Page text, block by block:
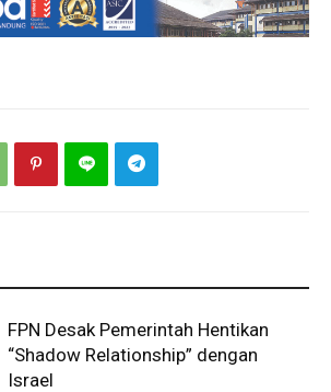
FPN Desak Pemerintah Hentikan
“Shadow Relationship” dengan
Israel